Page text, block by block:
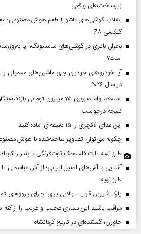
زیرساخت‌های واقعی
انقلاب گوشی‌های تاشو‌ با طعم هوش مصنوعی؛
گلکسی Z۸
است؟
آیا خودروهای خودران جای ماشین‌های معمولی
در سال ۲۰۲۶
استعلام وام ضروری ۷۵ میلیون
نتیجه درخواست
این غذای لاکچری را ۱۵ دقیقه‌ای آماده کنید
چگونه می‌توان تصاویر ساخته‌شده با هوش
طرز تهیه تارت فلپ‌جک توت‌فرنگی با پنیر
آشنایی با آش‌های اصیل ایرانی؛ از آش
طرز تهیه
پارک شیرین قابلیت‌ بالایی برای اجرای پروژهای
مراقب باشید این بیماری عجیب و غریب را از کنه
خاوران؛ گمشده‌ای در تاریخ کرمانشاه